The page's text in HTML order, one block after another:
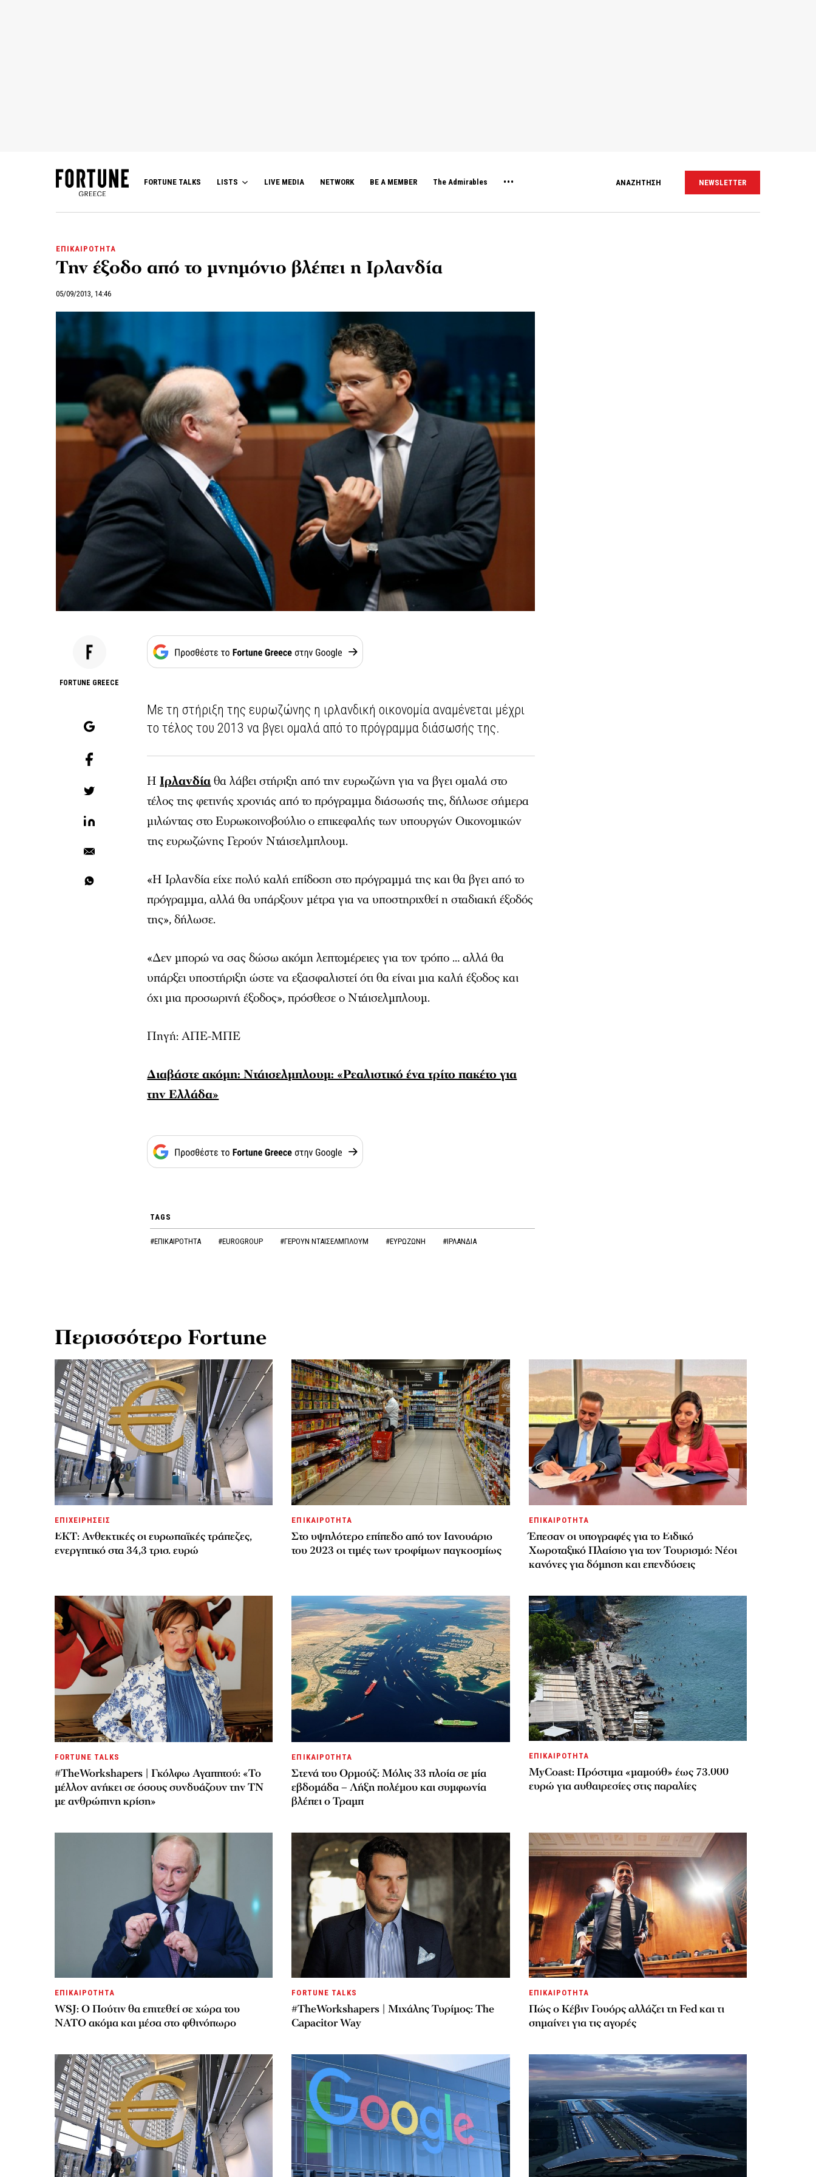
FORTUNE TALKS LISTS LIVE MEDIA NETWORK BE A MEMBER The Admirables ΑΝΑΖΗΤΗΣΗ NEWSLETTER
ΕΠΙΚΑΙΡΟΤΗΤΑ
Την έξοδο από το μνημόνιο βλέπει η Ιρλανδία
05/09/2013, 14:46
FORTUNE GREECE
Με τη στήριξη της ευρωζώνης η ιρλανδική οικονομία αναμένεται μέχρι
το τέλος του 2013 να βγει ομαλά από το πρόγραμμα διάσωσής της.
Η Ιρλανδίαθα λάβει στήριξη από την ευρωζώνη για να βγει ομαλά στο
τέλος της φετινής χρονιάς από το πρόγραμμα διάσωσής της, δήλωσε σήμερα
μιλώντας στο Ευρωκοινοβούλιο ο επικεφαλής των υπουργών Οικονομικών
της ευρωζώνης Γερούν Ντάισελμπλουμ.
«Η Ιρλανδία είχε πολύ καλή επίδοση στο πρόγραμμά της και θα βγει από το
πρόγραμμα, αλλά θα υπάρξουν μέτρα για να υποστηριχθεί η σταδιακή έξοδός
της», δήλωσε.
«Δεν μπορώ να σας δώσω ακόμη λεπτομέρειες για τον τρόπο … αλλά θα
υπάρξει υποστήριξη ώστε να εξασφαλιστεί ότι θα είναι μια καλή έξοδος και
όχι μια προσωρινή έξοδος», πρόσθεσε ο Ντάισελμπλουμ.
Πηγή: ΑΠΕ-ΜΠΕ
Διαβάστε ακόμη: Ντάισελμπλουμ: «Ρεαλιστικό ένα τρίτο πακέτο για
την Ελλάδα»
TAGS
#ΕΠΙΚΑΙΡΟΤΗΤΑ #EUROGROUP #ΓΕΡΟΥΝ ΝΤΑΙΣΕΛΜΠΛΟΥΜ #ΕΥΡΩΖΩΝΗ #ΙΡΛΑΝΔΙΑ
Περισσότερο Fortune
ΕΠΙΧΕΙΡΗΣΕΙΣ
ΕΚΤ: Ανθεκτικές οι ευρωπαϊκές τράπεζες,
ενεργητικό στα 34,3 τρισ. ευρώ
ΕΠΙΚΑΙΡΟΤΗΤΑ
Στο υψηλότερο επίπεδο από τον Ιανουάριο
του 2023 οι τιμές των τροφίμων παγκοσμίως
ΕΠΙΚΑΙΡΟΤΗΤΑ
Έπεσαν οι υπογραφές για το Ειδικό
Χωροταξικό Πλαίσιο για τον Τουρισμό: Νέοι
κανόνες για δόμηση και επενδύσεις
FORTUNE TALKS
#TheWorkshapers | Γκόλφω Αγαπητού: «Το
μέλλον ανήκει σε όσους συνδυάζουν την ΤΝ
με ανθρώπινη κρίση»
ΕΠΙΚΑΙΡΟΤΗΤΑ
Στενά του Ορμούζ: Μόλις 33 πλοία σε μία
εβδομάδα – Λήξη πολέμου και συμφωνία
βλέπει ο Τραμπ
ΕΠΙΚΑΙΡΟΤΗΤΑ
MyCoast: Πρόστιμα «μαμούθ» έως 73.000
ευρώ για αυθαιρεσίες στις παραλίες
ΕΠΙΚΑΙΡΟΤΗΤΑ
WSJ: Ο Πούτιν θα επιτεθεί σε χώρα του
ΝΑΤΟ ακόμα και μέσα στο φθινόπωρο
FORTUNE TALKS
#TheWorkshapers | Μιχάλης Τυρίμος: The
Capacitor Way
ΕΠΙΚΑΙΡΟΤΗΤΑ
Πώς ο Κέβιν Γουόρς αλλάζει τη Fed και τι
σημαίνει για τις αγορές